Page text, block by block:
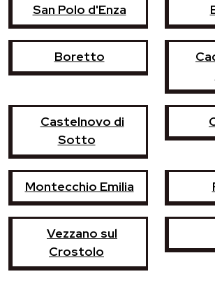
San Polo d'Enza
Boretto
Castelnovo di
Sotto
Montecchio Emilia
Vezzano sul
Crostolo